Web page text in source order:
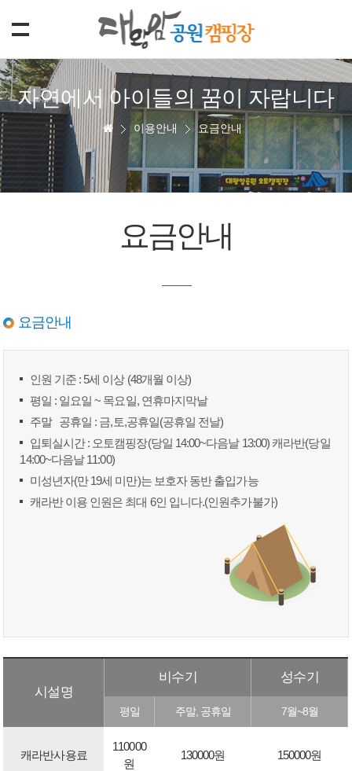
자연에서 아이들의 꿈이 자랍니다
이용안내 요금안내
요금안내
요금안내
인원 기준 : 5세 이상 (48개월 이상)
평일 : 일요일 ~ 목요일, 연휴마지막날
주말 공휴일 : 금,토,공휴일(공휴일 전날)
입퇴실시간 : 오토캠핑장(당일 14:00~다음날 13:00) 캐라반(당일
14:00~다음날 11:00)
미성년자(만 19세 미만)는 보호자 동반 출입가능
캐라반 이용 인원은 최대 6인 입니다.(인원추가불가)
시설명
비수기 성수기
평일 주말, 공휴일 7월~8월
캐라반사용료
110000
원
130000원 150000원